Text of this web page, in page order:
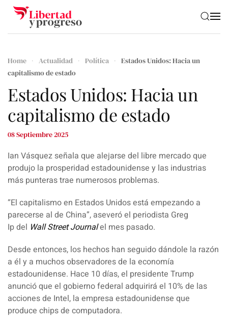
Skip to main content
Home Actualidad Política
Estados Unidos: Hacia un
capitalismo de estado
Estados Unidos: Hacia un
capitalismo de estado
08 Septiembre 2025
Ian Vásquez señala que alejarse del libre mercado que
produjo la prosperidad estadounidense y las industrias
más punteras trae numerosos problemas.
“El capitalismoen Estados Unidosestá empezando a
parecerse al de China”, aseveró el periodista Greg
Ipdel Wall Street Journalel mes pasado.
Desde entonces, los hechos han seguido dándole la razón
a él y a muchos observadores de la economía
estadounidense. Hace 10 días, el presidente Trump
anunció que el gobierno federal adquirirá el 10% de las
acciones de Intel, la empresa estadounidense que
produce chips de computadora.